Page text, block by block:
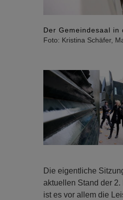
Der Gemeindesaal in
Foto: Kristina Schäfer,
Die eigentliche
aktuellen Stand der
ist es vor allem die